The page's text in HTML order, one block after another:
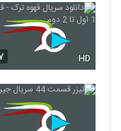
HD